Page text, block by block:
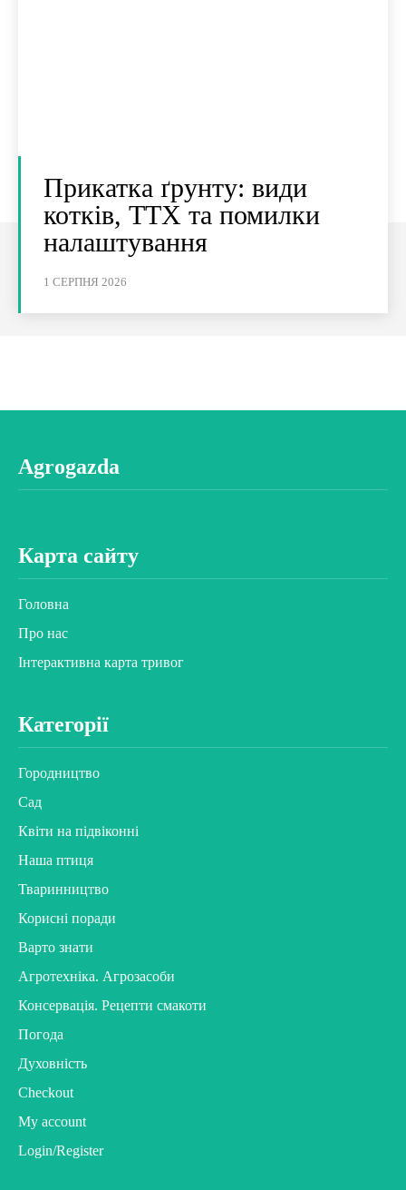
Прикатка ґрунту: види
котків, ТТХ та помилки
налаштування
1 СЕРПНЯ 2026
Agrogazda
Карта сайту
Головна
Про нас
Інтерактивна карта тривог
Категорії
Городництво
Сад
Квіти на підвіконні
Наша птиця
Тваринництво
Корисні поради
Варто знати
Агротехніка. Агрозасоби
Консервація. Рецепти смакоти
Погода
Духовність
Checkout
My account
Login/Register